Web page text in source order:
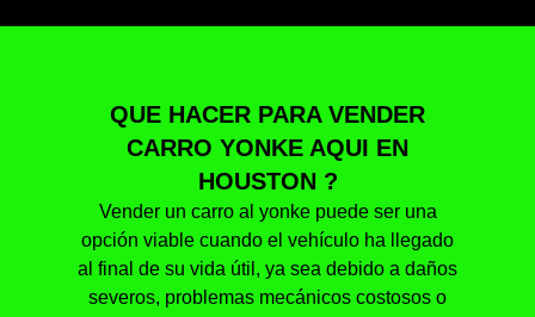
QUE HACER PARA VENDER
CARRO YONKE AQUI EN
HOUSTON ?
Vender un carro al yonke puede ser una
opción viable cuando el vehículo ha llegado
al final de su vida útil, ya sea debido a daños
severos, problemas mecánicos costosos o